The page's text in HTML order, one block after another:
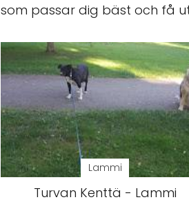
som passar dig bäst och få
Lammi
Turvan Kenttä - Lammi